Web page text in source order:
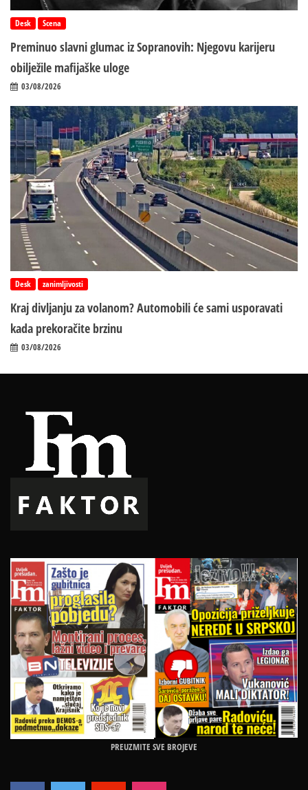
Desk Scena
Preminuo slavni glumac iz Sopranovih: Njegovu karijeru
obilježile mafijaške uloge
03/08/2026
Desk zanimljivosti
Kraj divljanju za volanom? Automobili će sami usporavati
kada prekoračite brzinu
03/08/2026
PREUZMITE SVE BROJEVE